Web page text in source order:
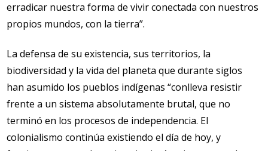
erradicar nuestra forma de vivir conectada con nuestros
propios mundos, con la tierra”.
La defensa de su existencia, sus territorios, la
biodiversidad y la vida del planeta que durante siglos
han asumido los pueblos indígenas “conlleva resistir
frente a un sistema absolutamente brutal, que no
terminó en los procesos de independencia. El
colonialismo continúa existiendo el día de hoy, y